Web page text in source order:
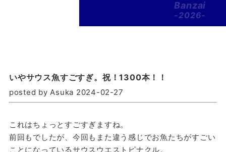
Banzai
-2026-
いやサウス魚すごすぎ。祝！1300本！！
posted by Asuka 2024-02-27
これはちょっとすごすぎますね。
前回もでしたが、今回もまた違う感じでお魚たちがすごい
ことになっているサウスウエストピナクル。